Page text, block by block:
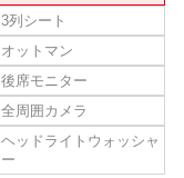
3列シート
オットマン
後席モニター
全周囲カメラ
ヘッドライトウォッシャ
ー